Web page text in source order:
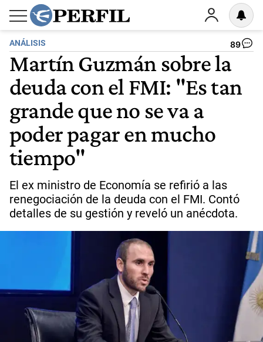
ANÁLISIS 89
Martín Guzmán sobre la
deuda con el FMI: "Es tan
grande que no se va a
poder pagar en mucho
tiempo"
El ex ministro de Economía se refirió a las
renegociación de la deuda con el FMI. Contó
detalles de su gestión y reveló un anécdota.